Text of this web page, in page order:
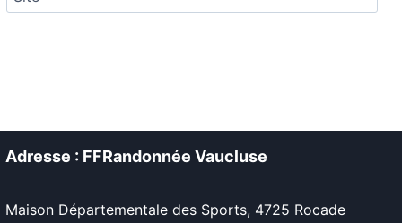
Adresse : FFRandonnée Vaucluse
Maison Départementale des Sports, 4725 Rocade